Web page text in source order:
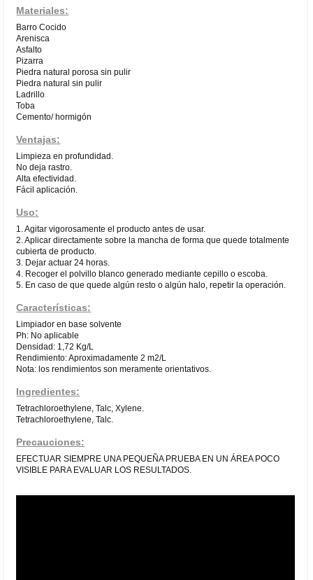
Materiales:
Barro Cocido
Arenisca
Asfalto
Pizarra
Piedra natural porosa sin pulir
Piedra natural sin pulir
Ladrillo
Toba
Cemento/ hormigón
Ventajas:
Limpieza en profundidad.
No deja rastro.
Alta efectividad.
Fácil aplicación.
Uso:
1. Agitar vigorosamente el producto antes de usar.
2. Aplicar directamente sobre la mancha de forma que quede totalmente
cubierta de producto.
3. Dejar actuar 24 horas.
4. Recoger el polvillo blanco generado mediante cepillo o escoba.
5. En caso de que quede algún resto o algún halo, repetir la operación.
Características:
Limpiador en base solvente
Ph: No aplicable
Densidad: 1,72 Kg/L
Rendimiento: Aproximadamente 2 m2/L
Nota: los rendimientos son meramente orientativos.
Ingredientes:
Tetrachloroethylene, Talc, Xylene.
Tetrachloroethylene, Talc.
Precauciones:
EFECTUAR SIEMPRE UNA PEQUEÑA PRUEBA EN UN ÁREA POCO
VISIBLE PARA EVALUAR LOS RESULTADOS.